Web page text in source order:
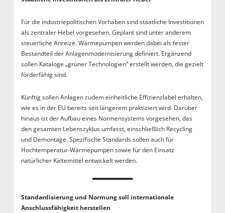
Für die industriepolitischen Vorhaben sind staatliche Investitionen
als zentraler Hebel vorgesehen. Geplant sind unter anderem
steuerliche Anreize. Wärmepumpen werden dabei als fester
Bestandteil der Anlagenmodernisierung definiert. Ergänzend
sollen Kataloge „grüner Technologien“ erstellt werden, die gezielt
förderfähig sind.
Künftig sollen Anlagen zudem einheitliche Effizienzlabel erhalten,
wie es in der EU bereits seit längerem praktiziert wird. Darüber
hinaus ist der Aufbau eines Normensystems vorgesehen, das
den gesamten Lebenszyklus umfasst, einschließlich Recycling
und Demontage. Spezifische Standards sollen auch für
Hochtemperatur-Wärmepumpen sowie für den Einsatz
natürlicher Kältemittel entwickelt werden.
Standardisierung und Normung soll internationale
Anschlussfähigkeit herstellen